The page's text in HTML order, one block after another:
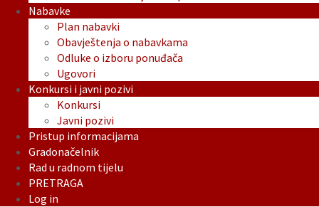
Nabavke
Plan nabavki
Obavještenja o nabavkama
Odluke o izboru ponuđača
Ugovori
Konkursi i javni pozivi
Konkursi
Javni pozivi
Pristup informacijama
Gradonačelnik
Rad u radnom tijelu
PRETRAGA
Log in